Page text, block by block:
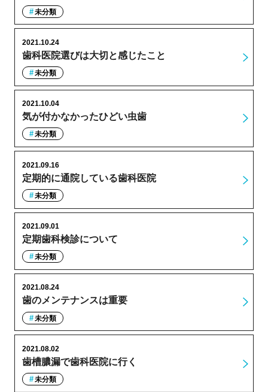
未分類
歯科医院選びは大切と感じたこと
2021.10.24
未分類
気が付かなかったひどい虫歯
2021.10.04
未分類
定期的に通院している歯科医院
2021.09.16
未分類
定期歯科検診について
2021.09.01
未分類
歯のメンテナンスは重要
2021.08.24
未分類
歯槽膿漏で歯科医院に行く
2021.08.02
未分類